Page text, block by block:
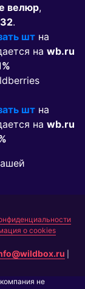
велюр,
.
шт на
на wb.ru
шт на
на wb.ru
о cookies
не